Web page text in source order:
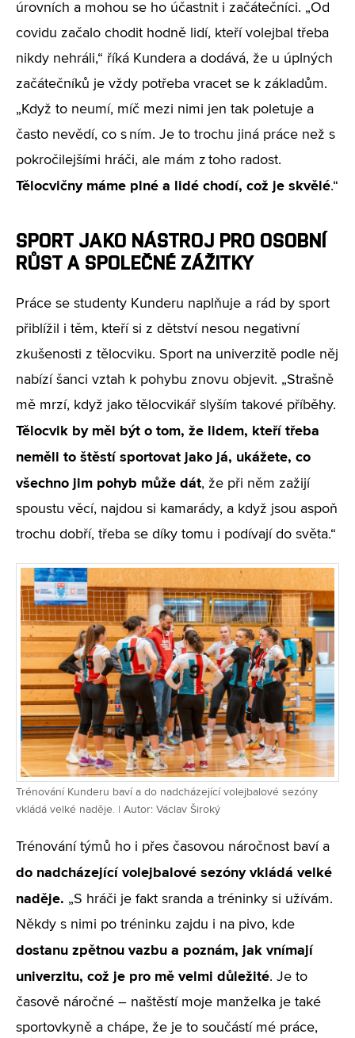
úrovních a mohou se ho účastnit i začátečníci. „Od
covidu začalo chodit hodně lidí, kteří volejbal třeba
nikdy nehráli,“ říká Kundera a dodává, že u úplných
začátečníků je vždy potřeba vracet se k základům.
„Když to neumí, míč mezi nimi jen tak poletuje a
často nevědí, co s ním. Je to trochu jiná práce než s
pokročilejšími hráči, ale mám z toho radost.
Tělocvičny máme plné a lidé chodí, což je skvělé.“
SPORT JAKO NÁSTROJ PRO OSOBNÍ
RŮST A SPOLEČNÉ ZÁŽITKY
Práce se studenty Kunderu naplňuje a rád by sport
přiblížil i těm, kteří si z dětství nesou negativní
zkušenosti z tělocviku. Sport na univerzitě podle něj
nabízí šanci vztah k pohybu znovu objevit. „Strašně
mě mrzí, když jako tělocvikář slyším takové příběhy.
Tělocvik by měl být o tom, že lidem, kteří třeba
neměli to štěstí sportovat jako já, ukážete, co
všechno jim pohyb může dát, že při něm zažijí
spoustu věcí, najdou si kamarády, a když jsou aspoň
trochu dobří, třeba se díky tomu i podívají do světa.“
Trénování Kunderu baví a do nadcházející volejbalové sezóny
vkládá velké naděje. | Autor: Václav Široký
Trénování týmů ho i přes časovou náročnost baví a
do nadcházející volejbalové sezóny vkládá velké
naděje. „S hráči je fakt sranda a tréninky si užívám.
Někdy s nimi po tréninku zajdu i na pivo, kde
dostanu zpětnou vazbu a poznám, jak vnímají
univerzitu, což je pro mě velmi důležité. Je to
časově náročné – naštěstí moje manželka je také
sportovkyně a chápe, že je to součástí mé práce,